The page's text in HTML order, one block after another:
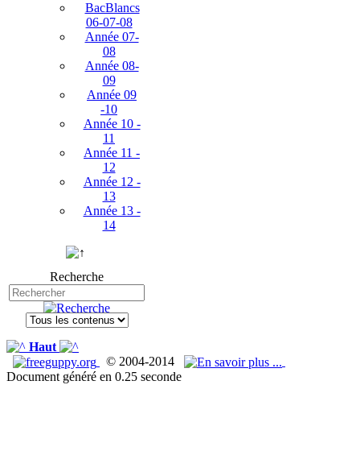
BacBlancs
06-07-08
Année 07-
08
Année 08-
09
Année 09
-10
Année 10 -
11
Année 11 -
12
Année 12 -
13
Année 13 -
14
Recherche
Haut
© 2004-2014
Document généré en 0.25 seconde